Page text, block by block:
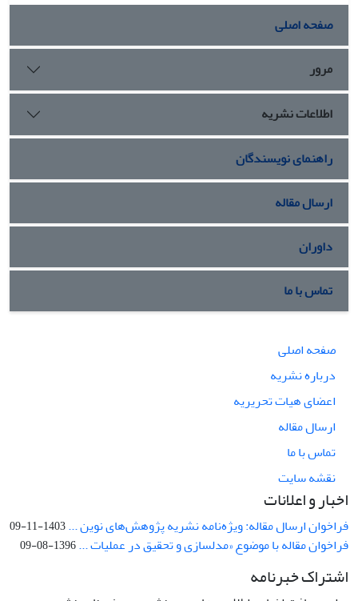
صفحه اصلی
مرور
اطلاعات نشریه
راهنمای نویسندگان
ارسال مقاله
داوران
تماس با ما
صفحه اصلی
درباره نشریه
اعضای هیات تحریریه
ارسال مقاله
تماس با ما
نقشه سایت
اخبار و اعلانات
فراخوان ارسال مقاله: ویژه‌نامه نشریه پژوهش‌های نوین ...1403-11-09
فراخوان مقاله با موضوع «مدلسازی و تحقیق در عملیات ...1396-08-09
اشتراک خبرنامه